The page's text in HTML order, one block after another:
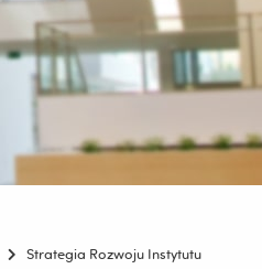
Strategia Rozwoju Instytutu